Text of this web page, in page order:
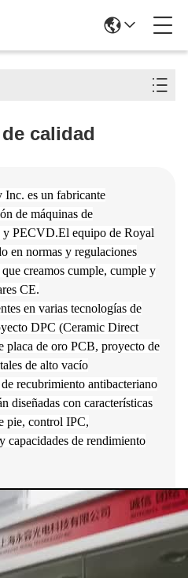
calidad
Inc. es un fabricante
de máquinas de
PECVD.El equipo de Royal
en normas y regulaciones
creamos cumple, cumple y
CE.
en varias tecnologías de
DPC (Ceramic Direct
placa de oro PCB, proyecto de
de alto vacío
recubrimiento antibacteriano
diseñadas con características
pie, control IPC,
capacidades de rendimiento